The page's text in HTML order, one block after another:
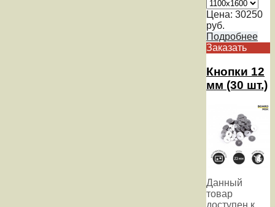
Цена: 30250
руб.
Подробнее
Заказать
Кнопки 12
мм (30 шт.)
Данный
товар
доступен к